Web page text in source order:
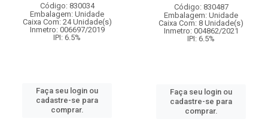
Código: 830034
Embalagem: Unidade
Caixa Com: 24 Unidade(s)
Inmetro: 006697/2019
IPI: 6.5%
Faça seu login ou
cadastre-se para
comprar.
Código: 830487
Embalagem: Unidade
Caixa Com: 8 Unidade(s)
Inmetro: 004862/2021
IPI: 6.5%
Faça seu login ou
cadastre-se para
comprar.